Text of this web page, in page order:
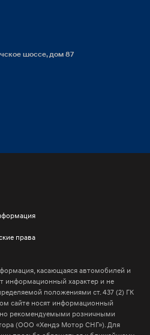
шоссе, дом 87
права
касающаяся автомобилей и
информационный характер и не
положениями ст. 437 (2) ГК
сайте носят информационный
рекомендуемыми розничными
(ООО «Хендэ Мотор СНГ»). Для